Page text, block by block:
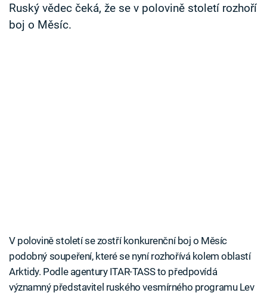
Přihlášení
Ruský vědec čeká, že se v polovině století rozhoří
boj o Měsíc.
V polovině století se zostří konkurenční boj o Měsíc
podobný soupeření, které se nyní rozhořívá kolem oblastí
Arktidy. Podle agentury ITAR-TASS to předpovídá
významný představitel ruského vesmírného programu Lev